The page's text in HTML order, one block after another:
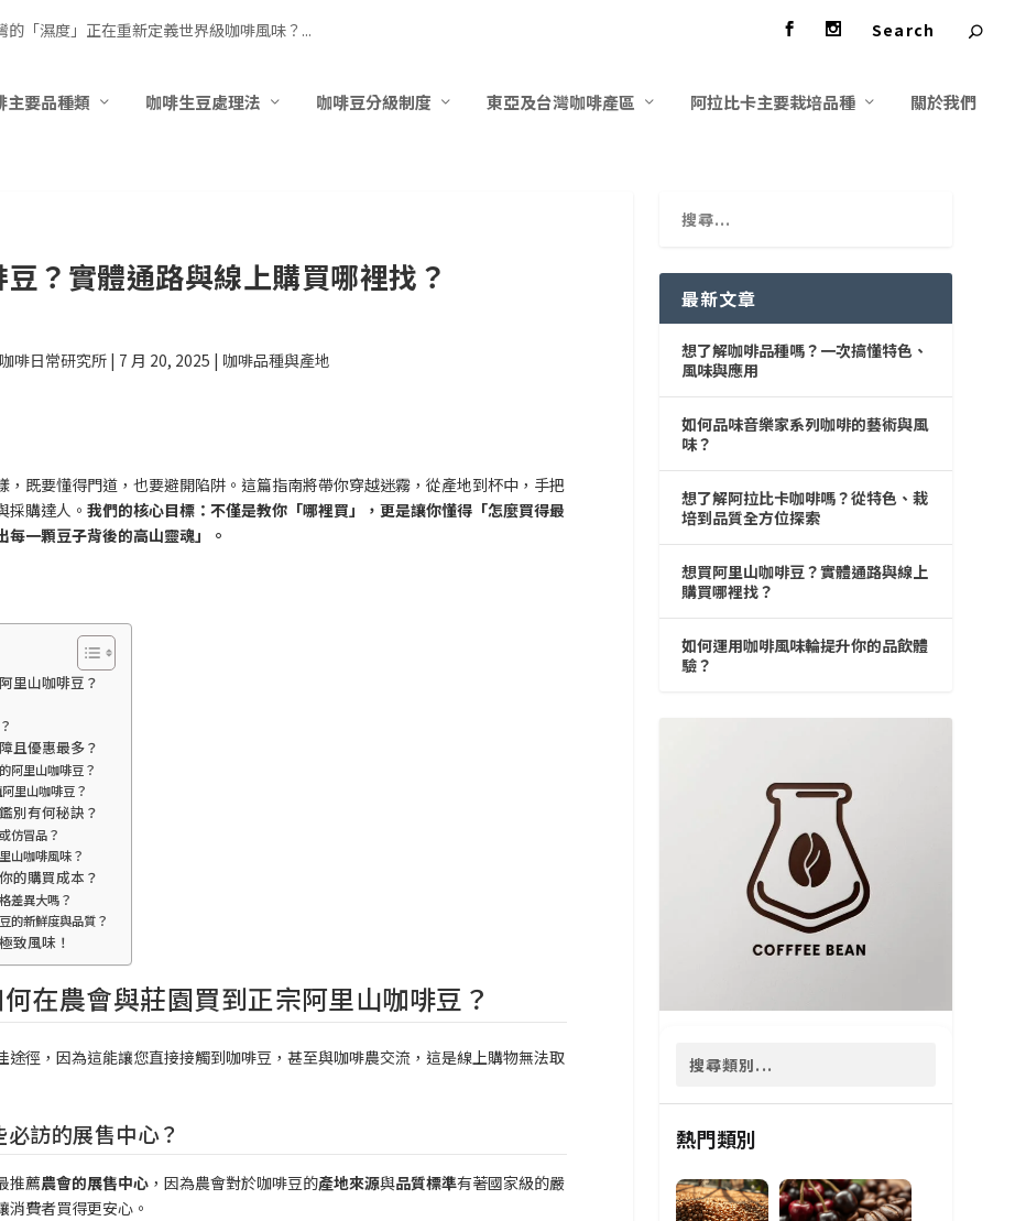
「濕度」正在重新定義世界級咖啡風味？...
主要品種類 咖啡生豆處理法 咖啡豆分級制度 東亞及台灣咖啡產區 阿拉比卡主要栽培品種 關於我們
？實體通路與線上購買哪裡找？
咖啡日常研究所| 7 月 20, 2025 | 咖啡品種與產地
既要懂得門道，也要避開陷阱。這篇指南將帶你穿越迷霧，從產地到杯中，手把
採購達人。我們的核心目標：不僅是教你「哪裡買」，更是讓你懂得「怎麼買得最
一顆豆子背後的高山靈魂」。
里山咖啡豆？
且優惠最多？
阿里山咖啡豆？
里山咖啡豆？
別有何秘訣？
仿冒品？
山咖啡風味？
的購買成本？
差異大嗎？
的新鮮度與品質？
致風味！
在農會與莊園買到正宗阿里山咖啡豆？
徑，因為這能讓您直接接觸到咖啡豆，甚至與咖啡農交流，這是線上購物無法取
訪的展售中心？
推薦農會的展售中心 ，因為農會對於咖啡豆的產地來源與品質標準有著國家級的嚴
費者買得更安心。
最新文章
想了解咖啡品種嗎？一次搞懂特色、
風味與應用
如何品味音樂家系列咖啡的藝術與風
味？
想了解阿拉比卡咖啡嗎？從特色、栽
培到品質全方位探索
想買阿里山咖啡豆？實體通路與線上
購買哪裡找？
如何運用咖啡風味輪提升你的品飲體
驗？
熱門類別